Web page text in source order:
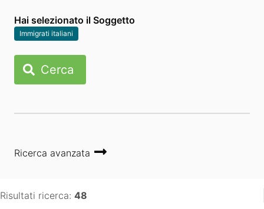
Hai selezionato il Soggetto
Immigrati italiani
Cerca
Ricerca avanzata
Risultati ricerca: 48